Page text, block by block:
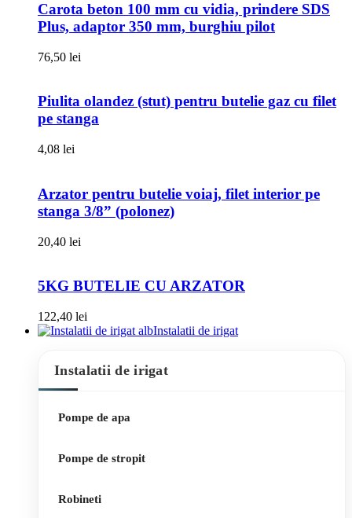
Carota beton 100 mm cu vidia, prindere SDS
Plus, adaptor 350 mm, burghiu pilot
76,50 lei
Piulita olandez (stut) pentru butelie gaz cu filet
pe stanga
4,08 lei
Arzator pentru butelie voiaj, filet interior pe
stanga 3/8” (polonez)
20,40 lei
5KG BUTELIE CU ARZATOR
122,40 lei
Instalatii de irigat
Instalatii de irigat
Pompe de apa
Pompe de stropit
Robineti